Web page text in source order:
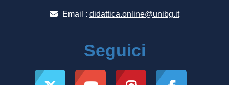
Email : didattica.online@unibg.it
Seguici